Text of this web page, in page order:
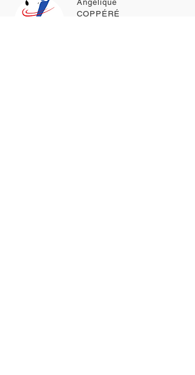
Angélique
COPPÉRÉ